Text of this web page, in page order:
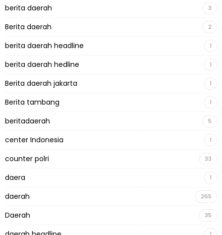
berita daerah 3
Berita daerah 2
berita daerah headline 1
berita daerah hedline 1
Berita daerah jakarta 1
Berita tambang 1
beritadaerah 5
center Indonesia 1
counter polri 33
daera 1
daerah 265
Daerah 35